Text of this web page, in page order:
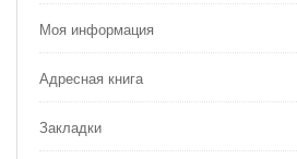
Моя информация
Адресная книга
Закладки